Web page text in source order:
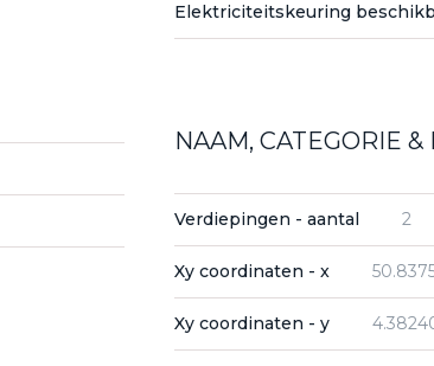
Elektriciteitskeuring
NAAM, CATEGORIE &
Verdiepingen - aantal 2
Xy coordinaten - x
Xy coordinaten - y